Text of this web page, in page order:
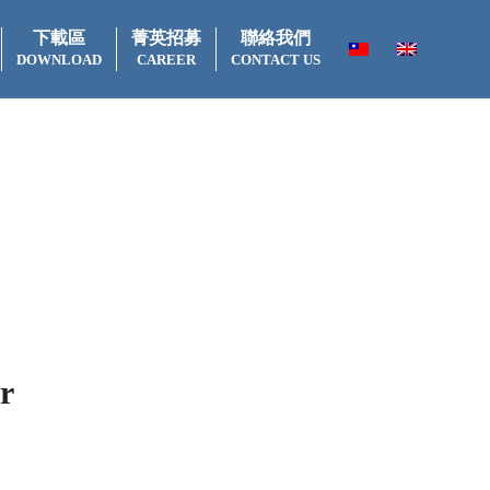
下載區
DOWNLOAD
菁英招募
CAREER
聯絡我們
CONTACT US